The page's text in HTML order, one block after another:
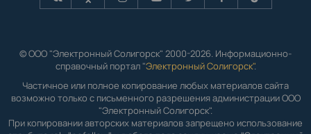
© ООО "Электронный Солигорск" 2000-2026. Информационно-
справочный портал "Электронный Солигорск".
Частичное или полное копирование любых материалов сайта
возможно только с письменного разрешения администрации ООО
"Электронный Солигорск".
При копировании авторских материалов запрещено использование